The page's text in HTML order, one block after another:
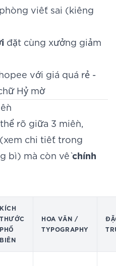
viết sai (kiêng
đặt cùng xưởng giảm
với giá quá rẻ -
Hỷ mờ
rõ giữa 3 miền,
chi tiết trong
bì) mà còn vềchính
KÍCH
THƯỚC
PHỔ
BIẾN
HOA VĂN /
TYPOGRAPHY